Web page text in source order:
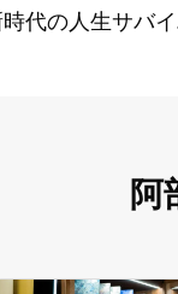
代の人生サバイ
阿